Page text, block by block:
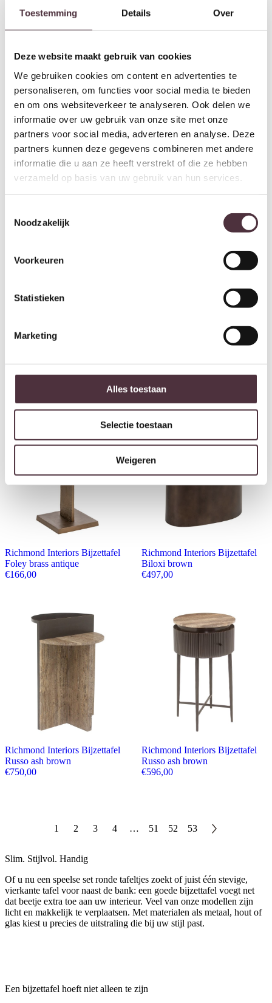
Toestemming Details Over
Deze website maakt gebruik van cookies
We gebruiken cookies om content en advertenties te
personaliseren, om functies voor social media te bieden
en om ons websiteverkeer te analyseren. Ook delen we
informatie over uw gebruik van onze site met onze
partners voor social media, adverteren en analyse. Deze
partners kunnen deze gegevens combineren met andere
informatie die u aan ze heeft verstrekt of die ze hebben
verzameld op basis van uw gebruik van hun services.
Noodzakelijk
Voorkeuren
Statistieken
Marketing
Alles toestaan
Selectie toestaan
Weigeren
Starfurn Bijzettafel Lume
marmer 71 cm
249,00
By-Boo Coffeetable Squand
large – beige
€329,00
€179,00
Barwick brass antique
€285,00
Richmond Interiors Bijzettafel
Foley brass antique
€166,00
Richmond Interiors Bijzettafel
Biloxi brown
€497,00
Richmond Interiors Bijzettafel
Russo ash brown
€750,00
Richmond Interiors Bijzettafel
Russo ash brown
€596,00
1 2 3 4 … 51 52 53
Slim. Stijlvol. Handig
Of u nu een speelse set ronde tafeltjes zoekt of juist één stevige,
vierkante tafel voor naast de bank: een goede bijzettafel voegt net
dat beetje extra toe aan uw interieur. Veel van onze modellen zijn
licht en makkelijk te verplaatsen. Met materialen als metaal, hout of
glas kiest u precies de uitstraling die bij uw stijl past.
Een bijzettafel hoeft niet alleen te zijn